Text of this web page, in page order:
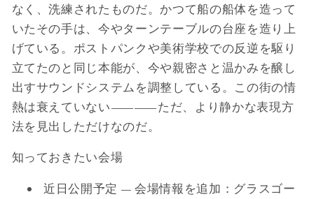
なく、洗練されたものだ。かつて船の船体を造って
いたその手は、今やターンテーブルの台座を造り上
げている。ポストパンクや美術学校での反逆を駆り
立てたのと同じ本能が、今や親密さと温かみを醸し
出すサウンドシステムを調整している。この街の情
熱は衰えていない――ただ、より静かな表現方
法を見出しただけなのだ。
知っておきたい会場
近日公開予定 — 会場情報を追加：グラスゴー